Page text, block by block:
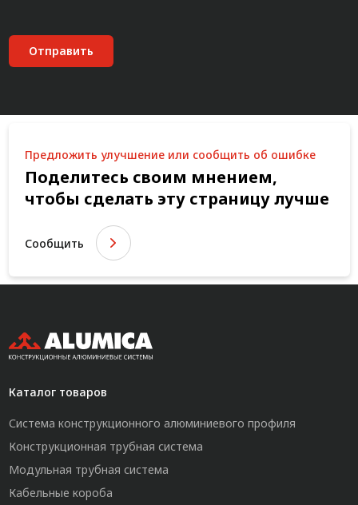
Отправить
Предложить улучшение или сообщить об ошибке
Поделитесь своим мнением,
чтобы сделать эту страницу лучше
Сообщить
Каталог товаров
Система конструкционного алюминиевого профиля
Конструкционная трубная система
Модульная трубная система
Кабельные короба